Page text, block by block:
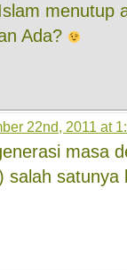
menutup
Ada?
22nd, 2011 at
masa
salah satunya